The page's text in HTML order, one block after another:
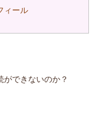
ィール
できないのか？